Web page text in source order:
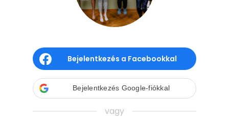
Bejelentkezés a Facebookkal
Bejelentkezés Google-fiókkal
vagy